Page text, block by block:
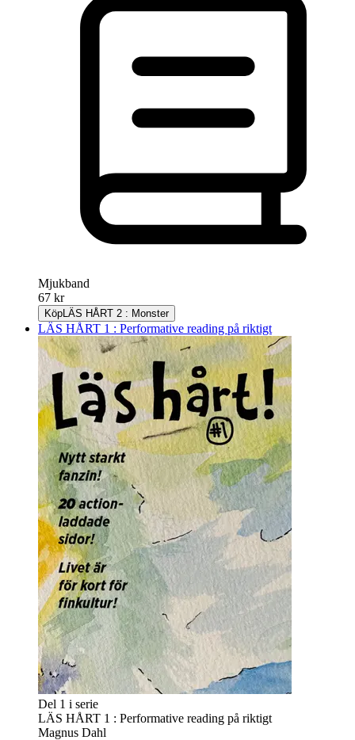
Mjukband
67 kr
Köp LÄS HÅRT 2 : Monster
LÄS HÅRT 1 : Performative reading på riktigt
Del 1 i serie
LÄS HÅRT 1 : Performative reading på riktigt
Magnus Dahl